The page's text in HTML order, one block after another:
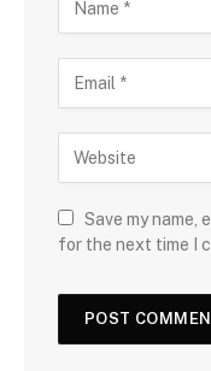
Save my name,
for the next time I